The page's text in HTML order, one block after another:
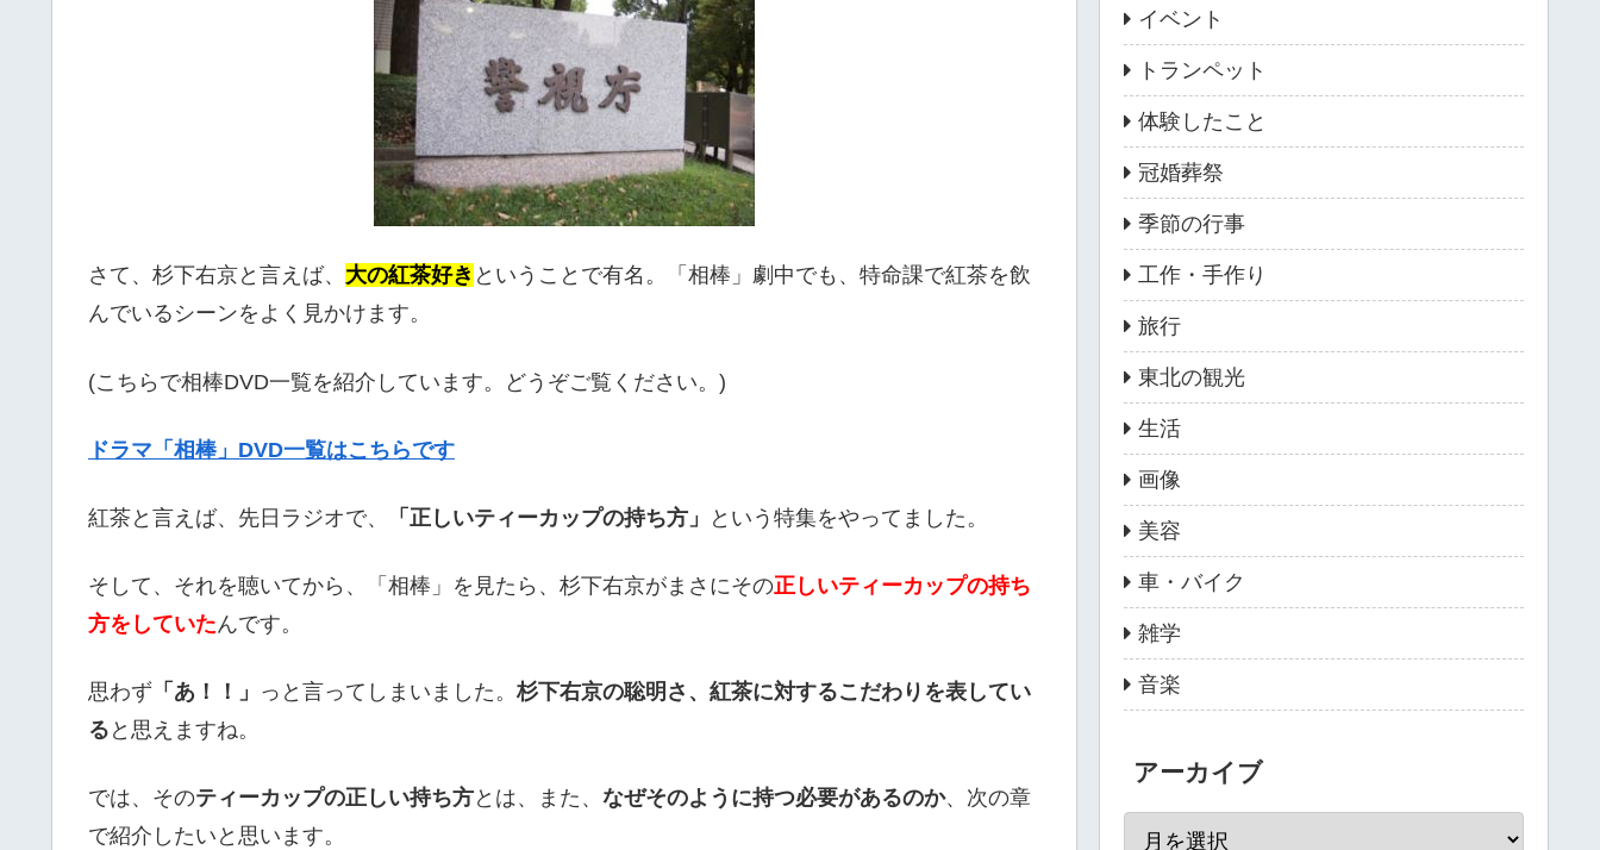
さて、杉下右京と言えば、 大の紅茶好き ということで有名。「相棒」劇中でも、特命課で紅茶を飲
んでいるシーンをよく見かけます。
(こちらで相棒DVD一覧を紹介しています。どうぞご覧ください。)
ドラマ「相棒」DVD一覧はこちらです
紅茶と言えば、先日ラジオで、 「正しいティーカップの持ち方」 という特集をやってました。
そして、それを聴いてから、「相棒」を見たら、杉下右京がまさにその正しいティーカップの持ち
方をしていたんです。
思わず 「あ！！」 っと言ってしまいました。杉下右京の聡明さ、紅茶に対するこだわりを表してい
る と思えますね。
では、そのティーカップの正しい持ち方とは、また、 なぜそのように持つ必要があるのか、次の章
で紹介したいと思います。
イベント
トランペット
体験したこと
冠婚葬祭
季節の行事
工作・手作り
旅行
東北の観光
生活
画像
美容
車・バイク
雑学
音楽
アーカイブ